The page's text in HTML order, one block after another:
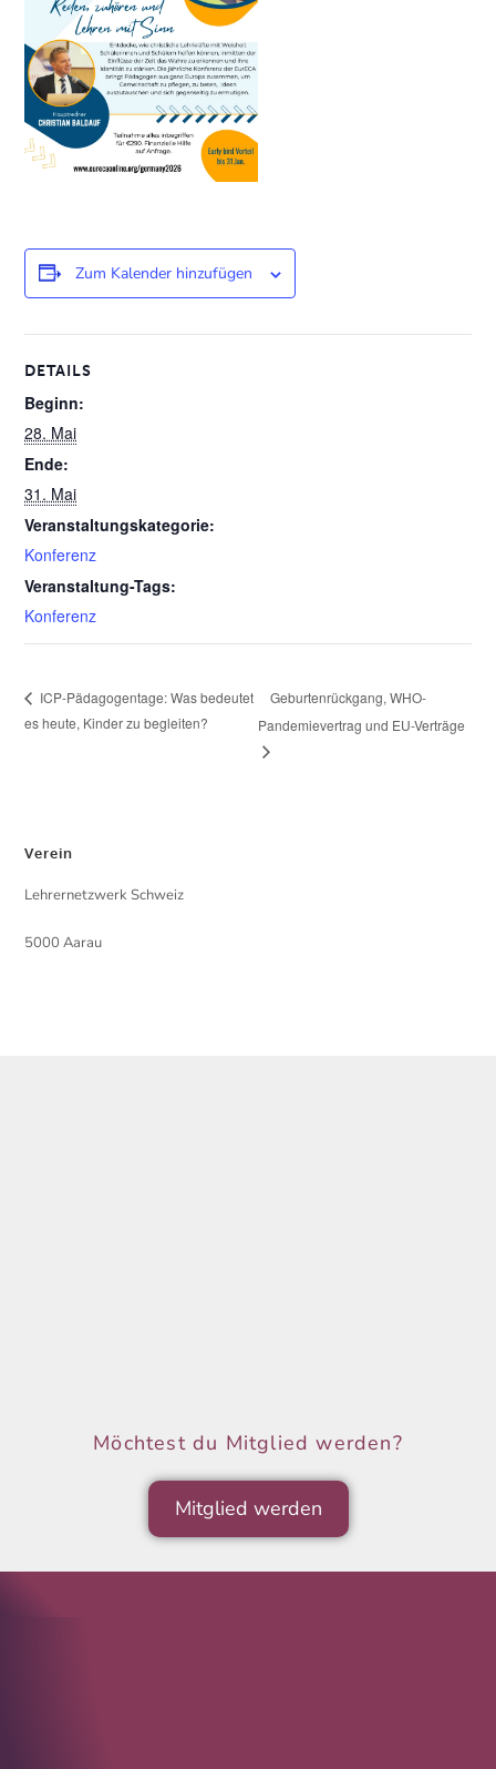
Zum Kalender hinzufügen
DETAILS
Beginn:
28. Mai
Ende:
31. Mai
Veranstaltungskategorie:
Konferenz
Veranstaltung-Tags:
Konferenz
ICP-Pädagogentage: Was bedeutet
es heute, Kinder zu begleiten?
Geburtenrückgang, WHO-
Pandemievertrag und EU-Verträge
Verein
Lehrernetzwerk Schweiz
5000 Aarau
Möchtest du Mitglied werden?
Mitglied werden